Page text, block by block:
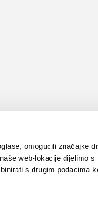
omogućili značajke
web-lokacije dijelimo s
s drugim podacima
Važne pravne